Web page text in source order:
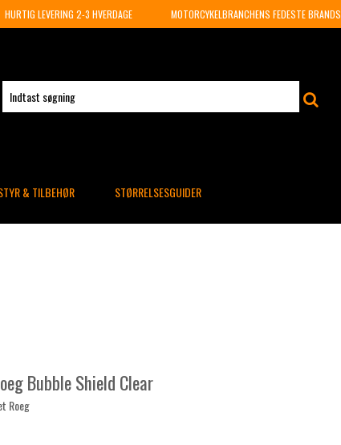
HURTIG LEVERING 2-3 HVERDAGE MOTORCYKELBRANCHENS FEDESTE BRANDS
& TILBEHØR STØRRELSESGUIDER
Bubble Shield Clear
Roeg